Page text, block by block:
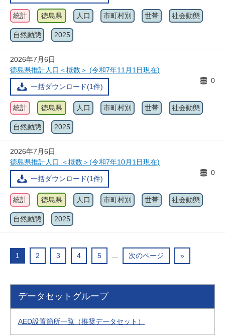
統計 徳島県 人口 市町村別 世帯 社会動態
自然動態 2025
2026年7月6日
徳島県推計人口＜概数＞ (令和7年11月1日現在)
一括ダウンロード(1件)
0
統計 徳島県 人口 市町村別 世帯 社会動態
自然動態 2025
2026年7月6日
徳島県推計人口 ＜概数＞(令和7年10月1日現在)
一括ダウンロード(1件)
0
統計 徳島県 人口 市町村別 世帯 社会動態
自然動態 2025
1 2 3 4 5 ... 次のページ »
データセットグループ
AED設置箇所一覧（推奨データセット）